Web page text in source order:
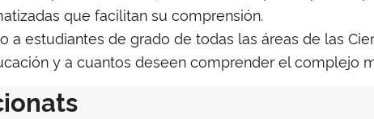
que facilitan su comprensión.
a estudiantes de grado de todas las áreas de las
y a cuantos deseen comprender el complejo